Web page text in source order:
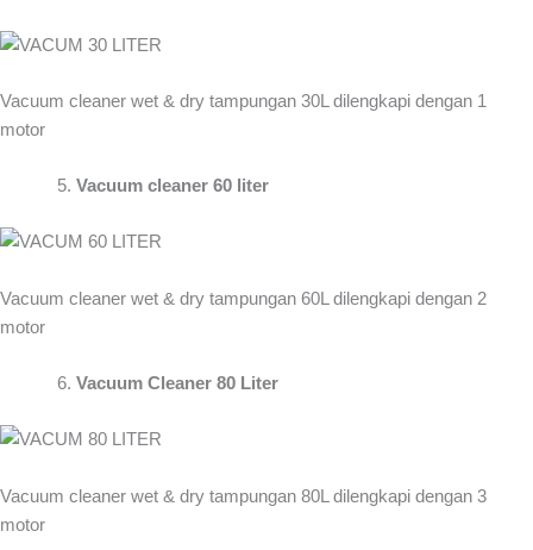
Vacuum cleaner wet & dry tampungan 30L dilengkapi dengan 1
motor
Vacuum cleaner 60 liter
Vacuum cleaner wet & dry tampungan 60L dilengkapi dengan 2
motor
Vacuum Cleaner 80 Liter
Vacuum cleaner wet & dry tampungan 80L dilengkapi dengan 3
motor